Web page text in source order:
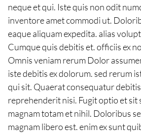
neque et qui. Iste quis non odit
inventore amet commodi ut.
eaque aliquam expedita. alias
Cumque quis debitis et. officiis ex
Omnis veniam rerum Dolor
iste debitis ex dolorum. sed rerum
qui sit. Quaerat consequatur
reprehenderit nisi. Fugit optio et sit
magnam totam et nihil. Doloribus
magnam libero est. enim ex sunt